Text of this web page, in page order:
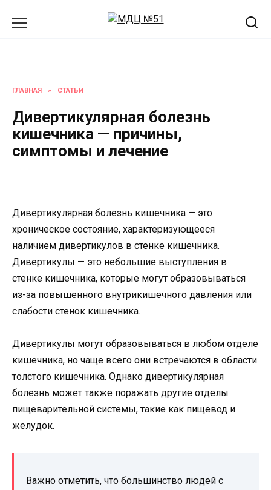
ГЛАВНАЯ » СТАТЬИ
Дивертикулярная болезнь
кишечника — причины,
симптомы и лечение
Дивертикулярная болезнь кишечника — это
хроническое состояние, характеризующееся
наличием дивертикулов в стенке кишечника.
Дивертикулы — это небольшие выступления в
стенке кишечника, которые могут образовываться
из-за повышенного внутрикишечного давления или
слабости стенок кишечника.
Дивертикулы могут образовываться в любом отделе
кишечника, но чаще всего они встречаются в области
толстого кишечника. Однако дивертикулярная
болезнь может также поражать другие отделы
пищеварительной системы, такие как пищевод и
желудок.
Важно отметить, что большинство людей с